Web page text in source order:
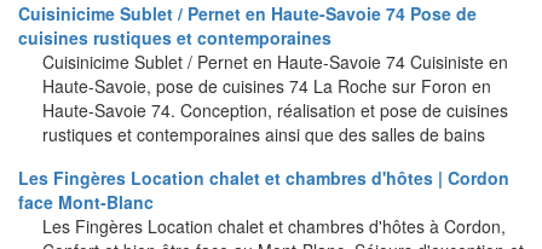
Cuisinicime Sublet / Pernet en Haute-Savoie 74 Pose de
cuisines rustiques et contemporaines
Cuisinicime Sublet / Pernet en Haute-Savoie 74 Cuisiniste en
Haute-Savoie, pose de cuisines 74 La Roche sur Foron en
Haute-Savoie 74. Conception, réalisation et pose de cuisines
rustiques et contemporaines ainsi que des salles de bains
Les Fingères Location chalet et chambres d'hôtes | Cordon
face Mont-Blanc
Les Fingères Location chalet et chambres d'hôtes à Cordon,